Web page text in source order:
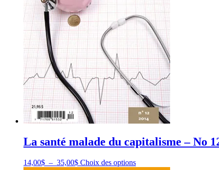
produit
La santé malade du capitalisme – No
14,00$ – 35,00$Plage
Choix des optionsCe